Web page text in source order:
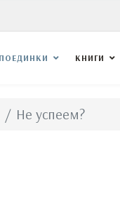
ПОЕДИНКИ КНИГИ
Не успеем?